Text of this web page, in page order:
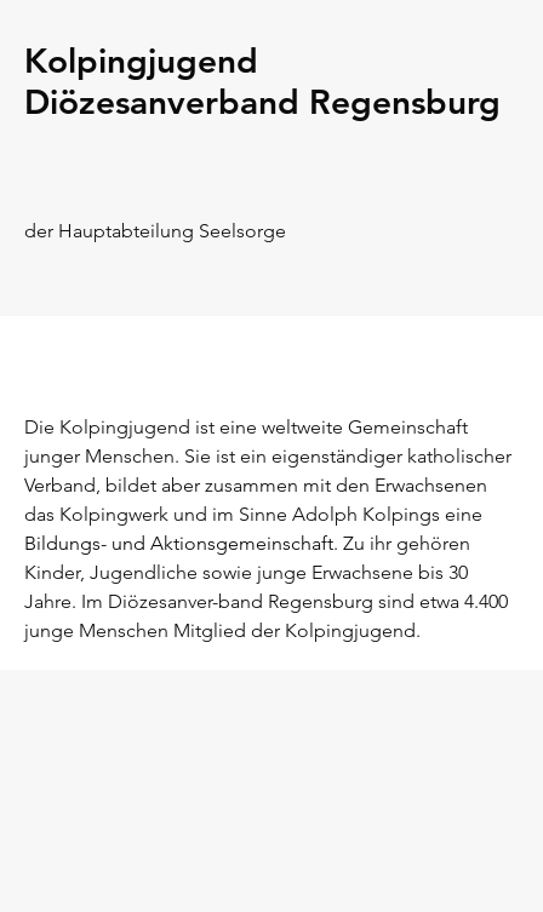
Kolpingjugend
Diözesanverband Regensburg
der Hauptabteilung Seelsorge
Die Kolpingjugend ist eine weltweite Gemeinschaft
junger Menschen. Sie ist ein eigenständiger katholischer
Verband, bildet aber zusammen mit den Erwachsenen
das Kolpingwerk und im Sinne Adolph Kolpings eine
Bildungs- und Aktionsgemeinschaft. Zu ihr gehören
Kinder, Jugendliche sowie junge Erwachsene bis 30
Jahre. Im Diözesanver-band Regensburg sind etwa 4.400
junge Menschen Mitglied der Kolpingjugend.